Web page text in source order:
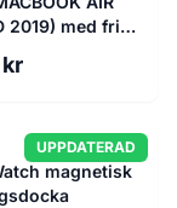
2019) med fri
UPPDATERAD
magnetisk